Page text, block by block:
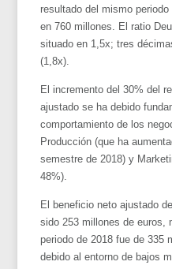
resultado del mismo
en 760 millones. El ratio
situado en 1,5x; tres
(1,8x).
El incremento del 30% del
ajustado se ha debido
comportamiento de los
Producción (que ha
semestre de 2018) y
48%).
El beneficio neto ajustado
sido 253 millones de euros,
periodo de 2018 fue de 335
debido al entorno de bajos